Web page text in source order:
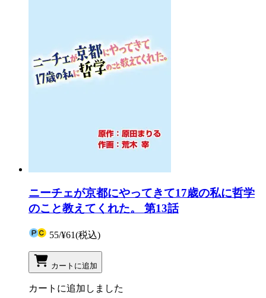
ニーチェが京都にやってきて17歳の私に哲学
のこと教えてくれた。 第13話
55/¥61(税込)
カートに追加
カートに追加しました